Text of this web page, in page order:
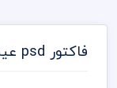
فاکتور psd عینک فروشی